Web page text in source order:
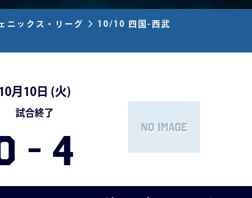
ックス・リーグ 10/10 四国-西武
月10日 (火)
試合終了
- 4